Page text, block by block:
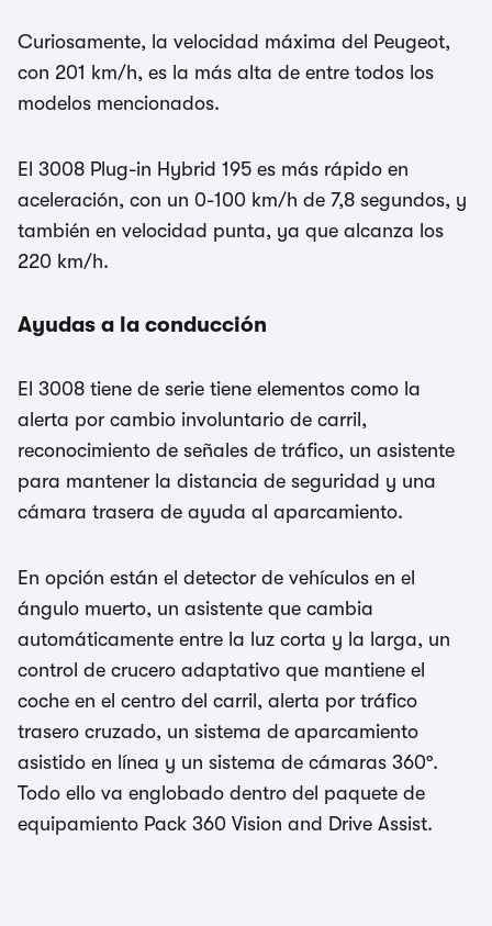
Curiosamente, la velocidad máxima del Peugeot,
con 201 km/h, es la más alta de entre todos los
modelos mencionados.
El 3008 Plug-in Hybrid 195 es más rápido en
aceleración, con un 0-100 km/h de 7,8 segundos, y
también en velocidad punta, ya que alcanza los
220 km/h.
Ayudas a la conducción
El 3008 tiene de serie tiene elementos como la
alerta por cambio involuntario de carril,
reconocimiento de señales de tráfico, un asistente
para mantener la distancia de seguridad y una
cámara trasera de ayuda al aparcamiento.
En opción están el detector de vehículos en el
ángulo muerto, un asistente que cambia
automáticamente entre la luz corta y la larga, un
control de crucero adaptativo que mantiene el
coche en el centro del carril, alerta por tráfico
trasero cruzado, un sistema de aparcamiento
asistido en línea y un sistema de cámaras 360º.
Todo ello va englobado dentro del paquete de
equipamiento Pack 360 Vision and Drive Assist.